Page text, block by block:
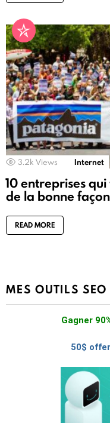
3.2k Views Internet
10 entreprises
de la bonne façon
READ MORE
MES OUTILS
Gagner
50$